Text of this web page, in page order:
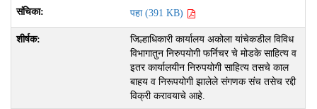
पहा (391 KB)
जिल्हाधिकारी कार्यालय अकोला यांचेकडील विविध
विभागातुन निरुपयोगी फर्निचर चे मोडके साहित्य व
इतर कार्यालयीन निरुपयोगी साहित्य तसचे काल
बाहय व निरूपयोगी झालेले संगणक संच तसेच रद्दी
विक्री करावयाचे आहे.